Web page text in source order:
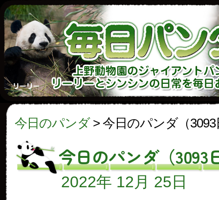
今日のパンダ> 今日のパンダ（3093
今日のパンダ（3093
2022年 12月 25日